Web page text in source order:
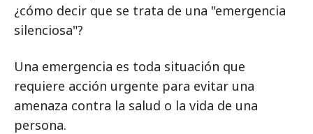
¿cómo decir que se trata de una "emergencia
silenciosa"?
Una emergencia es toda situación que
requiere acción urgente para evitar una
amenaza contra la salud o la vida de una
persona.